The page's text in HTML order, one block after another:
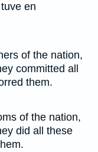
en
of the nation,
committed all
them.
of the nation,
did all these